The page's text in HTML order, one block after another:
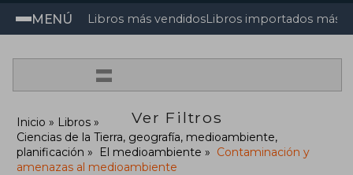
MENÚ Libros más vendidosLibros importados más
=
Ver Filtros
Inicio
Libros
Ciencias de la Tierra, geografía, medioambiente,
planificación
El medioambiente
Contaminación y
amenazas al medioambiente